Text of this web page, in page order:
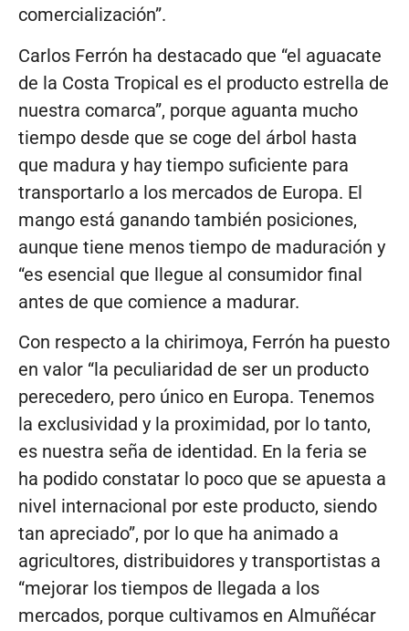
comercialización”.
Carlos Ferrón ha destacado que “el aguacate
de la Costa Tropical es el producto estrella de
nuestra comarca”, porque aguanta mucho
tiempo desde que se coge del árbol hasta
que madura y hay tiempo suficiente para
transportarlo a los mercados de Europa. El
mango está ganando también posiciones,
aunque tiene menos tiempo de maduración y
“es esencial que llegue al consumidor final
antes de que comience a madurar.
Con respecto a la chirimoya, Ferrón ha puesto
en valor “la peculiaridad de ser un producto
perecedero, pero único en Europa. Tenemos
la exclusividad y la proximidad, por lo tanto,
es nuestra seña de identidad. En la feria se
ha podido constatar lo poco que se apuesta a
nivel internacional por este producto, siendo
tan apreciado”, por lo que ha animado a
agricultores, distribuidores y transportistas a
“mejorar los tiempos de llegada a los
mercados, porque cultivamos en Almuñécar